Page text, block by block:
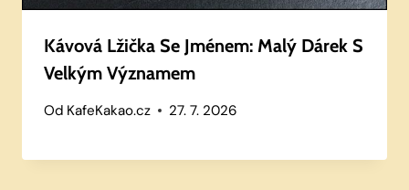
Kávová Lžička Se Jménem: Malý Dárek S
Velkým Významem
Od KafeKakao.cz 27. 7. 2026